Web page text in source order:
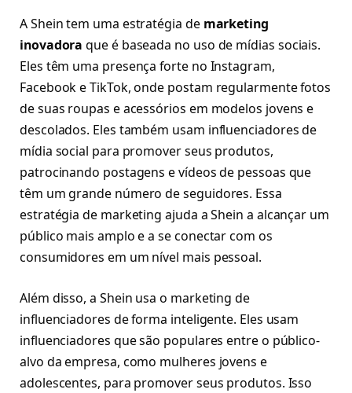
A Shein tem uma estratégia de marketing
inovadora que é baseada no uso de mídias sociais.
Eles têm uma presença forte no Instagram,
Facebook e TikTok, onde postam regularmente fotos
de suas roupas e acessórios em modelos jovens e
descolados. Eles também usam influenciadores de
mídia social para promover seus produtos,
patrocinando postagens e vídeos de pessoas que
têm um grande número de seguidores. Essa
estratégia de marketing ajuda a Shein a alcançar um
público mais amplo e a se conectar com os
consumidores em um nível mais pessoal.
Além disso, a Shein usa o marketing de
influenciadores de forma inteligente. Eles usam
influenciadores que são populares entre o público-
alvo da empresa, como mulheres jovens e
adolescentes, para promover seus produtos. Isso